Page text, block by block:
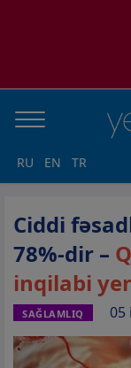
RU EN TR
Ciddi
78%-dir –
inqilabi
SAĞLAMLIQ 05